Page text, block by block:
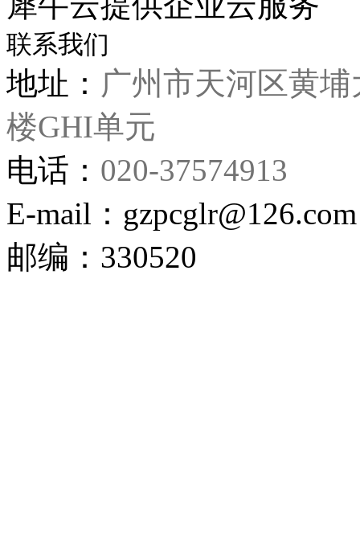
联系我们
地址： 广州市天河区黄
楼GHI单元
电话： 020-37574913
E-mail：
邮编：330520